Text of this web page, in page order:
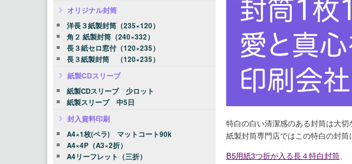
特白の白い清潔感のある封筒は大
紙製封筒専門店ではこの特白の封
B5用紙3つ折が入る長４特白封筒、
オリジナル封筒
洋長３紙製封筒（235×120）
角２ 紙製封筒（240×332）
長３紙セロ窓付（120×235）
長３紙製封筒 （120×235）
紙製CDスリーブ
紙製CDスリーブ 少ロット
紙製スリーブ 中5日
封入資料印刷
A4×1枚(ペラ) マットコート90k
A4×4P（A3×2折）
A4リーフレット（三折）